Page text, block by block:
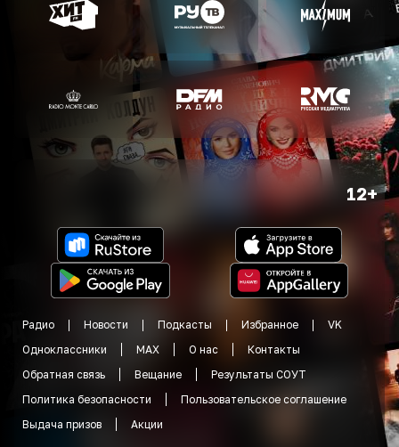
12+
Радио Новости Подкасты Избранное
VK
Одноклассники
MAX О нас
Контакты
Обратная связь
Вещание
Результаты СОУТ
Политика безопасности
Пользовательское соглашение
Выдача призов
Акции